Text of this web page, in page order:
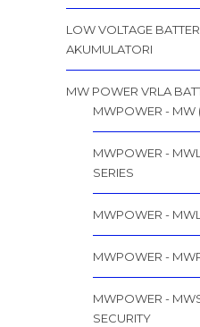
LOW VOLTAGE
AKUMULATORI
MW POWER VRLA
MWPOWER - MW
MWPOWER -
SERIES
MWPOWER -
MWPOWER -
MWPOWER -
SECURITY